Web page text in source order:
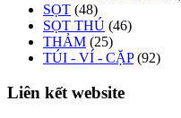
SỌT (48)
SỌT THÚ (46)
THẢM (25)
TÚI - VÍ - CẶP (92)
Liên kết website